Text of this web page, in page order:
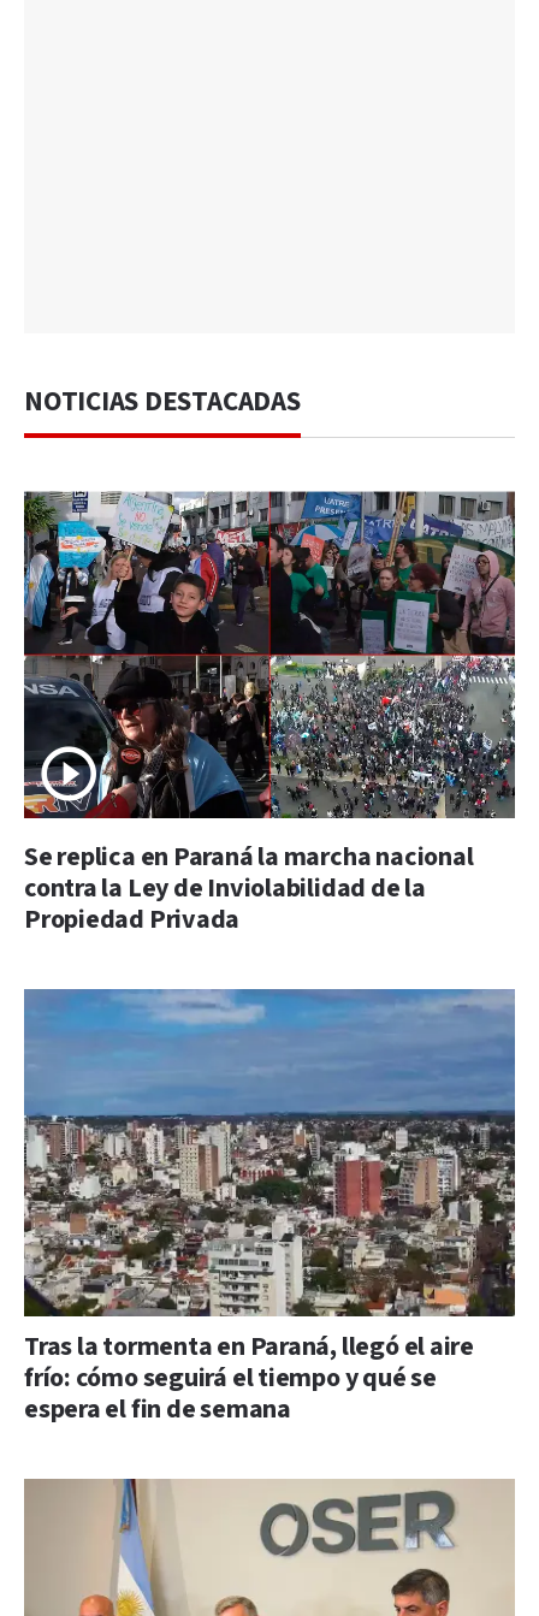
NOTICIAS DESTACADAS
Se replica en Paraná la marcha nacional
contra la Ley de Inviolabilidad de la
Propiedad Privada
Tras la tormenta en Paraná, llegó el aire
frío: cómo seguirá el tiempo y qué se
espera el fin de semana